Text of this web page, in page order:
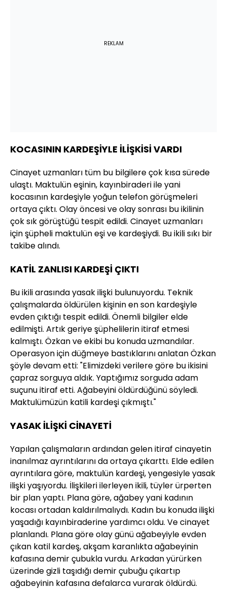
REKLAM
KOCASININ KARDEŞİYLE İLİŞKİSİ VARDI
Cinayet uzmanları tüm bu bilgilere çok kısa sürede
ulaştı. Maktulün eşinin, kayınbiraderi ile yani
kocasının kardeşiyle yoğun telefon görüşmeleri
ortaya çıktı. Olay öncesi ve olay sonrası bu ikilinin
çok sık görüştüğü tespit edildi. Cinayet uzmanları
için şüpheli maktulün eşi ve kardeşiydi. Bu ikili sıkı bir
takibe alındı.
KATİL ZANLISI KARDEŞİ ÇIKTI
Bu ikili arasında yasak ilişki bulunuyordu. Teknik
çalışmalarda öldürülen kişinin en son kardeşiyle
evden çıktığı tespit edildi. Önemli bilgiler elde
edilmişti. Artık geriye şüphelilerin itiraf etmesi
kalmıştı. Özkan ve ekibi bu konuda uzmandılar.
Operasyon için düğmeye bastıklarını anlatan Özkan
şöyle devam etti: "Elimizdeki verilere göre bu ikisini
çapraz sorguya aldık. Yaptığımız sorguda adam
suçunu itiraf etti. Ağabeyini öldürdüğünü söyledi.
Maktulümüzün katili kardeşi çıkmıştı."
YASAK İLİŞKİ CİNAYETİ
Yapılan çalışmaların ardından gelen itiraf cinayetin
inanılmaz ayrıntılarını da ortaya çıkarttı. Elde edilen
ayrıntılara göre, maktulün kardeşi, yengesiyle yasak
ilişki yaşıyordu. İlişkileri ilerleyen ikili, tüyler ürperten
bir plan yaptı. Plana göre, ağabey yani kadının
kocası ortadan kaldırılmalıydı. Kadın bu konuda ilişki
yaşadığı kayınbiraderine yardımcı oldu. Ve cinayet
planlandı. Plana göre olay günü ağabeyiyle evden
çıkan katil kardeş, akşam karanlıkta ağabeyinin
kafasına demir çubukla vurdu. Arkadan yürürken
üzerinde gizli taşıdığı demir çubuğu çıkartıp
ağabeyinin kafasına defalarca vurarak öldürdü.